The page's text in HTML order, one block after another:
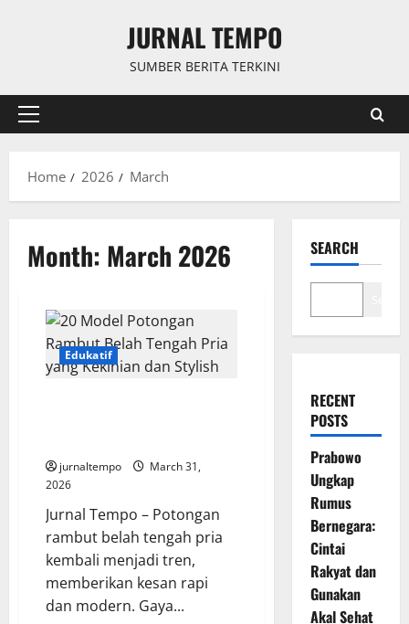
JURNAL TEMPO
SUMBER BERITA TERKINI
Primary
Home
2026 March
Month: March 2026
Edukatif
jurnaltempo
March 31,
2026
Jurnal Tempo – Potongan
rambut belah tengah pria
kembali menjadi tren,
memberikan kesan rapi
dan modern. Gaya...
SEARCH
RECENT
POSTS
Prabowo
Ungkap
Rumus
Bernegara:
Cintai
Rakyat dan
Gunakan
Akal Sehat